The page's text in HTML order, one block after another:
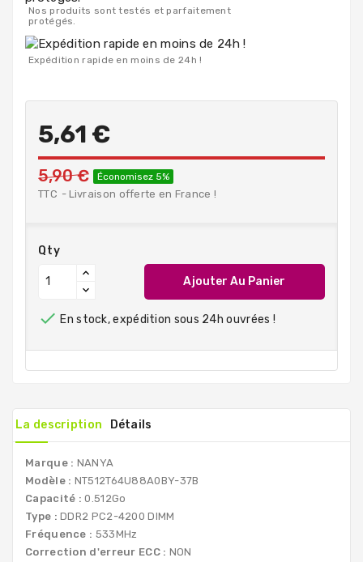
Nos produits sont testés et parfaitement
protégés.
Expédition rapide en moins de 24h !
5,61 €
5,90 € Économisez 5%
TTC Livraison offerte en France !
Qty
Ajouter Au Panier
 En stock, expédition sous 24h ouvrées !
La description Détails
Marque : NANYA
Modèle : NT512T64U88A0BY-37B
Capacité :0.512Go
Type :DDR2 PC2-4200 DIMM
Fréquence : 533MHz
Correction d'erreur ECC : NON